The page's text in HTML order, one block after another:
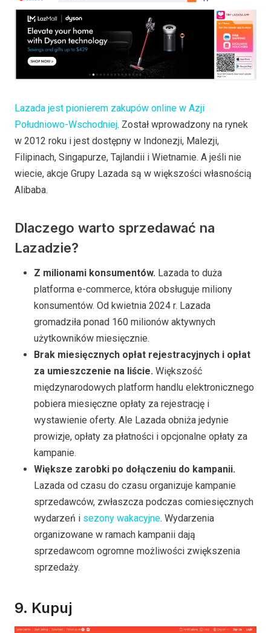
Lazada jest pionierem zakupów online w Azji
Południowo-Wschodniej. Został wprowadzony na rynek
w 2012 roku i jest dostępny w Indonezji, Malezji,
Filipinach, Singapurze, Tajlandii i Wietnamie. A jeśli nie
wiecie, akcje Grupy Lazada są w większości własnością
Alibaba.
Dlaczego warto sprzedawać na
Lazadzie?
Z milionami konsumentów. Lazada to duża
platforma e-commerce, która obsługuje miliony
konsumentów. Od kwietnia 2024 r. Lazada
gromadziła ponad 160 milionów aktywnych
użytkowników miesięcznie.
Brak miesięcznych opłat rejestracyjnych i opłat
za umieszczenie na liście. Większość
międzynarodowych platform handlu elektronicznego
pobiera miesięczne opłaty za rejestrację i
wystawienie oferty. Ale Lazada obniża jedynie
prowizje, opłaty za płatności i opcjonalne opłaty za
kampanie.
Większe zarobki po dołączeniu do kampanii.
Lazada od czasu do czasu organizuje kampanie
sprzedawców, zwłaszcza podczas comiesięcznych
wydarzeń i sezony wakacyjne. Wydarzenia
organizowane w ramach kampanii dają
sprzedawcom ogromne możliwości zwiększenia
sprzedaży.
9. Kupuj